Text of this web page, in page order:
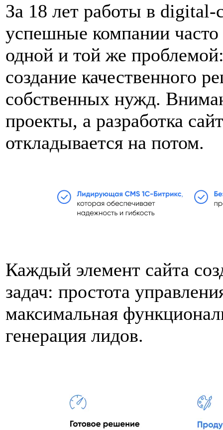
За 18 лет работы в
успешные компании часто
одной и той же
создание качественного
собственных нужд.
проекты, а разработка
откладывается на потом.
Каждый элемент сайта
задач: простота
максимальная
генерация лидов.